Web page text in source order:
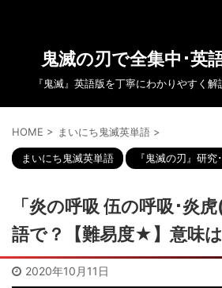
鬼滅の刃で全集中･英
『鬼滅』英語版を丁寧にわかりやすく
HOME > まいにち鬼滅英単語 >
まいにち鬼滅英単語 『鬼滅の刃』研究
「炎の呼吸 伍の呼吸･炎
語で？【難易度★】意味
2020年10月11日